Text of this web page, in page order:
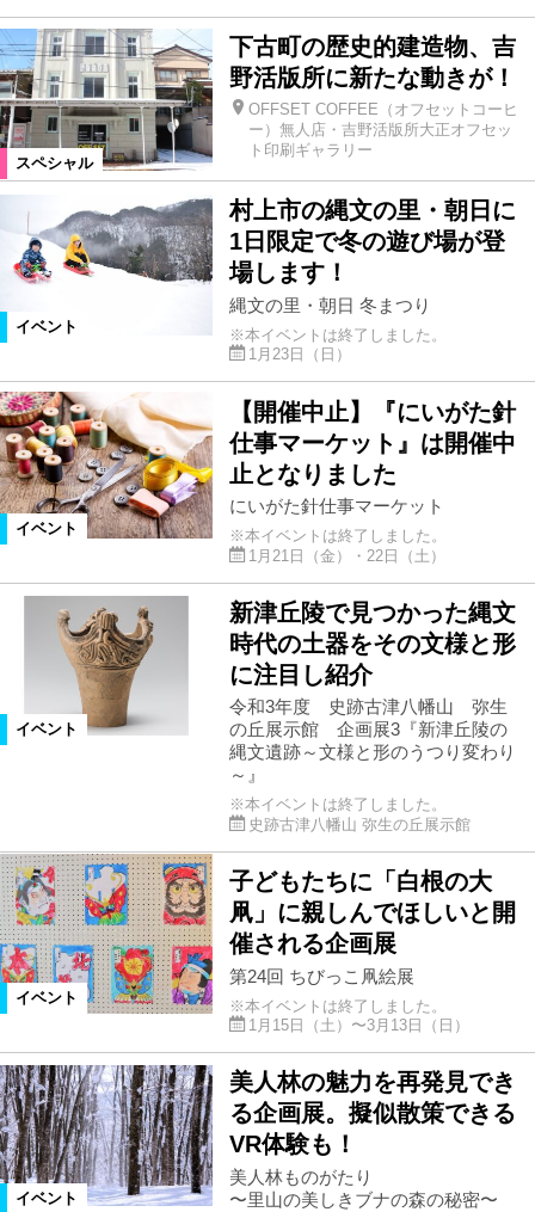
スペシャル
下古町の歴史的建造物、吉
野活版所に新たな動きが！
OFFSET COFFEE（オフセットコーヒ
ー）無人店・吉野活版所大正オフセッ
ト印刷ギャラリー
イベント
村上市の縄文の里・朝日に
1日限定で冬の遊び場が登
場します！
縄文の里・朝日 冬まつり
※本イベントは終了しました。
1月23日（日）
イベント
【開催中止】『にいがた針
仕事マーケット』は開催中
止となりました
にいがた針仕事マーケット
※本イベントは終了しました。
1月21日（金）・22日（土）
イベント
新津丘陵で見つかった縄文
時代の土器をその文様と形
に注目し紹介
令和3年度 史跡古津八幡山 弥生
の丘展示館 企画展3『新津丘陵の
縄文遺跡～文様と形のうつり変わり
～』
※本イベントは終了しました。
史跡古津八幡山 弥生の丘展示館
イベント
子どもたちに「白根の大
凧」に親しんでほしいと開
催される企画展
第24回 ちびっこ凧絵展
※本イベントは終了しました。
1月15日（土）〜3月13日（日）
イベント
美人林の魅力を再発見でき
る企画展。擬似散策できる
VR体験も！
美人林ものがたり
〜里山の美しきブナの森の秘密〜